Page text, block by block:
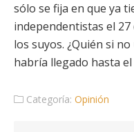
sólo se fija en que ya
independentistas el
los suyos. ¿Quién si
habría llegado hasta
Categoría: Opinión